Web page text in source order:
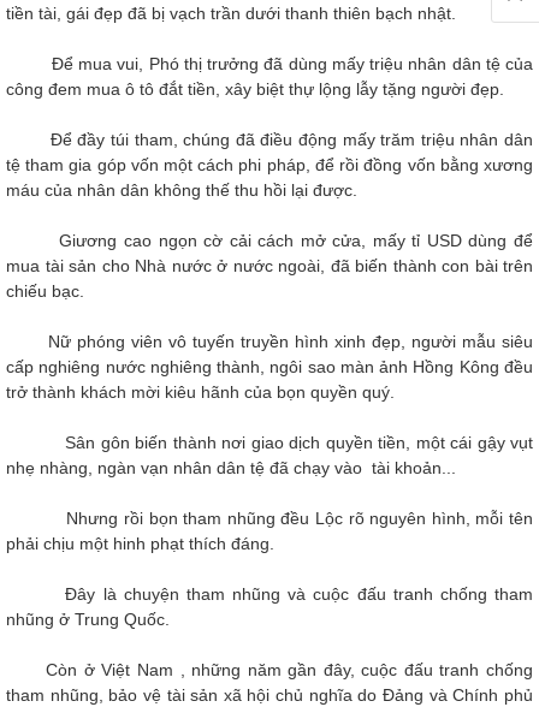
tiền tài, gái đẹp đã bị vạch trần dưới thanh thiên bạch nhật.
Để mua vui, Phó thị trưởng đã dùng mấy triệu nhân dân tệ của
công đem mua ô tô đắt tiền, xây biệt thự lộng lẫy tặng người đẹp.
Để đầy túi tham, chúng đã điều động mấy trăm triệu nhân dân
tệ tham gia góp vốn một cách phi pháp, để rồi đồng vốn bằng xương
máu của nhân dân không thế thu hồi lại được.
Giương cao ngọn cờ cải cách mở cửa, mấy tỉ USD dùng để
mua tài sản cho Nhà nước ở nước ngoài, đã biến thành con bài trên
chiếu bạc.
Nữ phóng viên vô tuyến truyền hình xinh đẹp, người mẫu siêu
cấp nghiêng nước nghiêng thành, ngôi sao màn ảnh Hồng Kông đều
trở thành khách mời kiêu hãnh của bọn quyền quý.
Sân gôn biến thành nơi giao dịch quyền tiền, một cái gậy vụt
nhẹ nhàng, ngàn vạn nhân dân tệ đã chạy vào tài khoản...
Nhưng rồi bọn tham nhũng đều Lộc rõ nguyên hình, mỗi tên
phải chịu một hinh phạt thích đáng.
Đây là chuyện tham nhũng và cuộc đấu tranh chống tham
nhũng ở Trung Quốc.
Còn ở Việt Nam , những năm gần đây, cuộc đấu tranh chống
tham nhũng, bảo vệ tài sản xã hội chủ nghĩa do Đảng và Chính phủ